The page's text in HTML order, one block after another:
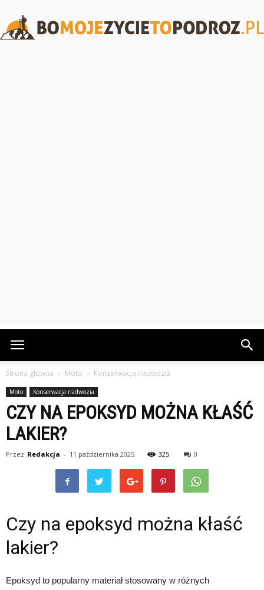
Strona główna Moto Konserwacja nadwozia
Moto Konserwacja nadwozia
CZY NA EPOKSYD MOŻNA KŁAŚĆ
LAKIER?
Przez Redakcja - 11 października 2025 325 0
Czy na epoksyd można kłaść
lakier?
Epoksyd to popularny materiał stosowany w różnych